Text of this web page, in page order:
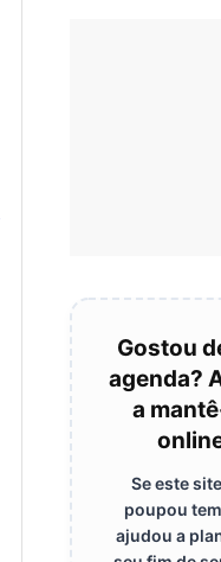
Gostou
agenda?
a
Se este
poupou
ajudou a